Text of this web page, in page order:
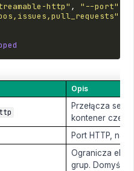
http" , "--port"
Opis
Przełącza
kontener czeka
Port HTTP, na
Ogranicza
grup.